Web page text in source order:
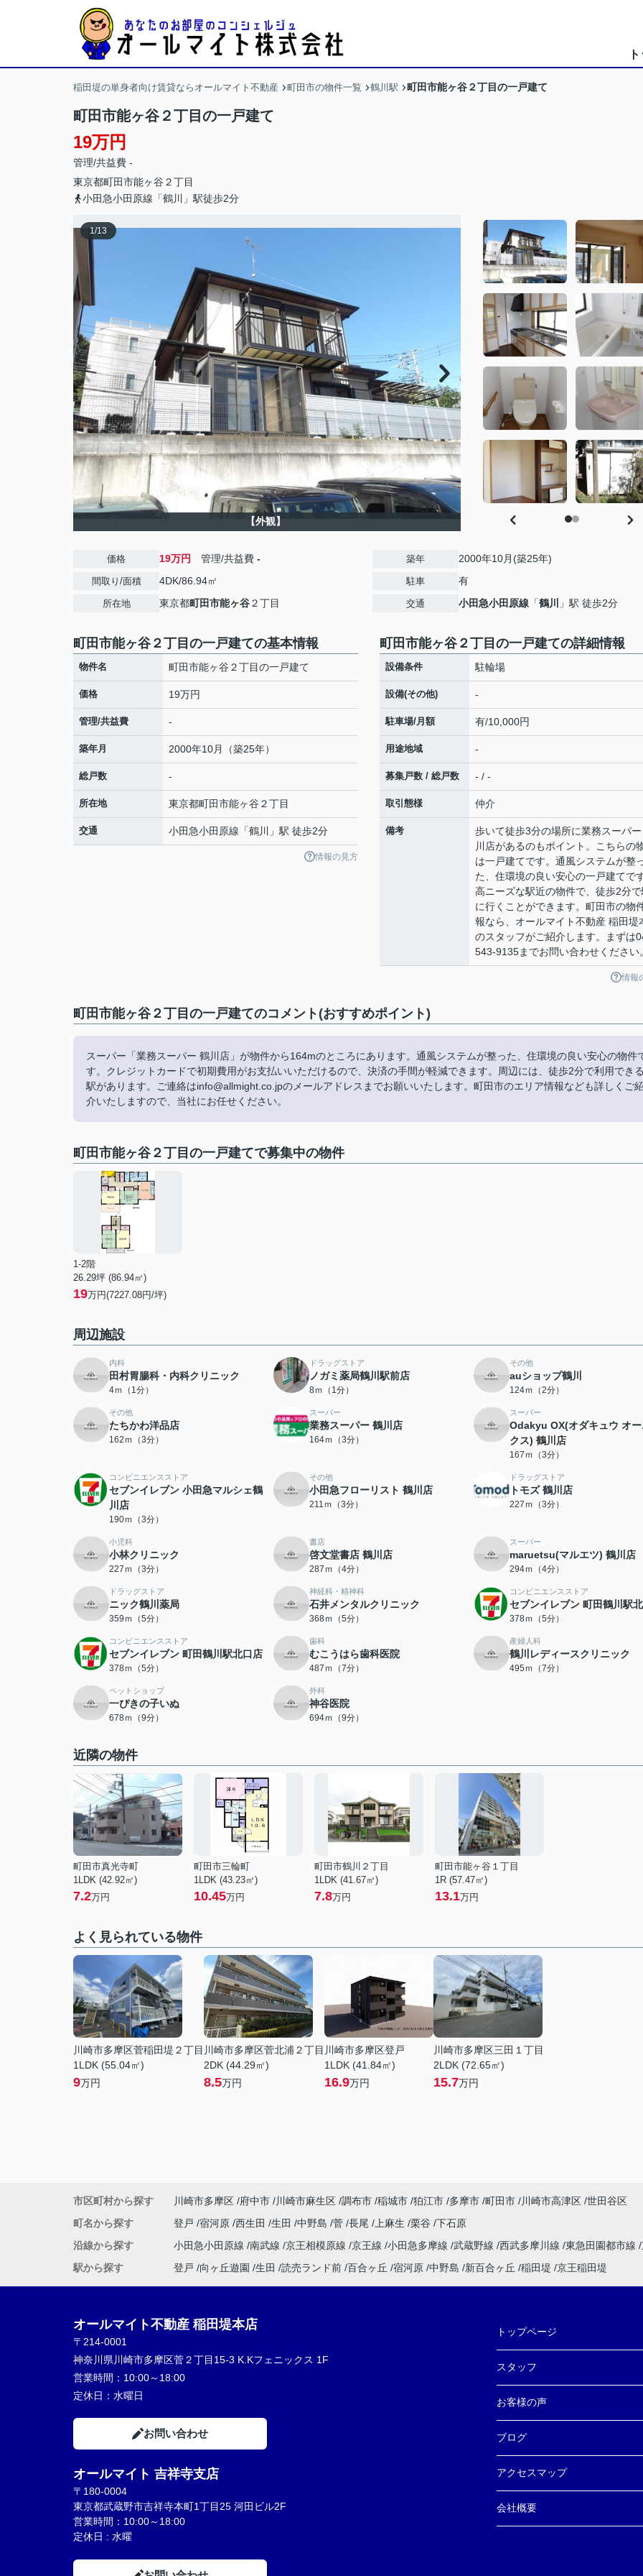
稲田堤の単身者向け賃貸ならオールマイト不動産 町田市の物件一覧 鶴川駅 町田市能ヶ谷２丁目の一戸建て
町田市能ヶ谷２丁目の一戸建て
19万円
管理/共益費 -
東京都町田市能ヶ谷 ２丁目
小田急小田原線「鶴川」駅徒歩2分
1/13
【外観】
価格 19万円 管理/共益費 -
間取り/面積 4DK/86.94㎡
所在地 東京都町田市能ヶ谷２丁目
築年 2000年10月(築25年)
駐車 有
交通 小田急小田原線 「鶴川 」駅 徒歩2分
町田市能ヶ谷２丁目の一戸建ての基本情報
物件名 町田市能ヶ谷２丁目の一戸建て
価格 19万円
管理/共益費 -
築年月 2000年10月（築25年）
総戸数 -
所在地 東京都町田市能ヶ谷 ２丁目
交通 小田急小田原線 「鶴川 」駅 徒歩2分
情報の見方
町田市能ヶ谷２丁目の一戸建ての詳細情報
設備条件 駐輪場
設備(その他) -
駐車場/月額 有/10,000円
用途地域 -
募集戸数 / 総戸数 - / -
取引態様 仲介
備考
歩いて徒歩3分の場所に業務スーパ
川店があるのもポイント。こちらの
は一戸建てです。通風システムが整
た、住環境の良い安心の一戸建てです
高ニーズな駅近の物件で、徒歩2分で
に行くことができます。町田市の物
報なら、オールマイト不動産 稲田堤
のスタッフがご紹介します。まずは
543-9135までお問い合わせください。
情報
町田市能ヶ谷２丁目の一戸建てのコメント(おすすめポイント)
スーパー「業務スーパー 鶴川店」が物件から164mのところにあります。通風システムが整った、住環境の良い安心の物件
す。クレジットカードで初期費用がお支払いいただけるので、決済の手間が軽減できます。周辺には、徒歩2分で利用できる
駅があります。ご連絡はinfo@allmight.co.jpのメールアドレスまでお願いいたします。町田市のエリア情報なども詳しくご紹
介いたしますので、当社にお任せください。
町田市能ヶ谷２丁目の一戸建てで募集中の物件
1-2階
26.29坪 (86.94㎡)
19万円(7227.08円/坪)
周辺施設
内科
田村胃腸科・内科クリニック
4ｍ（1分）
ドラッグストア
ノガミ薬局鶴川駅前店
8ｍ（1分）
その他
auショップ鶴川
124ｍ（2分）
その他
たちかわ洋品店
162ｍ（3分）
スーパー
業務スーパー 鶴川店
164ｍ（3分）
スーパー
Odakyu OX(オダキュウ オー
クス) 鶴川店
167ｍ（3分）
コンビニエンスストア
セブンイレブン 小田急マルシェ鶴
川店
190ｍ（3分）
その他
小田急フローリスト 鶴川店
211ｍ（3分）
ドラッグストア
トモズ 鶴川店
227ｍ（3分）
小児科
小林クリニック
227ｍ（3分）
書店
啓文堂書店 鶴川店
287ｍ（4分）
スーパー
maruetsu(マルエツ) 鶴川店
294ｍ（4分）
ドラッグストア
ニック鶴川薬局
359ｍ（5分）
神経科・精神科
石井メンタルクリニック
368ｍ（5分）
コンビニエンスストア
セブンイレブン 町田鶴川駅
378ｍ（5分）
コンビニエンスストア
セブンイレブン 町田鶴川駅北口店
378ｍ（5分）
歯科
むこうはら歯科医院
487ｍ（7分）
産婦人科
鶴川レディースクリニック
495ｍ（7分）
ペットショップ
一ぴきの子いぬ
678ｍ（9分）
外科
神谷医院
694ｍ（9分）
近隣の物件
町田市真光寺町
1LDK (42.92㎡)
7.2万円
町田市三輪町
1LDK (43.23㎡)
10.45万円
町田市鶴川２丁目
1LDK (41.67㎡)
7.8万円
町田市能ヶ谷１丁目
1R (57.47㎡)
13.1万円
よく見られている物件
川崎市多摩区菅稲田堤２丁目
1LDK (55.04㎡)
9万円
川崎市多摩区菅北浦２丁目
2DK (44.29㎡)
8.5万円
川崎市多摩区登戸
1LDK (41.84㎡)
16.9万円
川崎市多摩区三田１丁目
2LDK (72.65㎡)
15.7万円
市区町村から探す 川崎市多摩区 府中市 川崎市麻生区 調布市 稲城市 狛江市 多摩市 町田市 川崎市高津区 世田谷区
町名から探す
登戸 宿河原 西生田 生田 中野島 菅 長尾 上麻生 栗谷 下石原
沿線から探す
小田急小田原線 南武線 京王相模原線 京王線 小田急多摩線 武蔵野線 西武多摩川線 東急田園都市線
駅から探す
登戸 向ヶ丘遊園 生田 読売ランド前 百合ヶ丘 宿河原 中野島 新百合ヶ丘 稲田堤 京王稲田堤
オールマイト不動産 稲田堤本店
〒214-0001
神奈川県川崎市多摩区菅２丁目15-3 K.Kフェニックス 1F
営業時間： 10:00～18:00
定休日： 水曜日
お問い合わせ
オールマイト 吉祥寺支店
〒180-0004
東京都武蔵野市吉祥寺本町1丁目25 河田ビル2F
営業時間：10:00～18:00
定休日 : 水曜
トップページ
スタッフ
お客様の声
ブログ
アクセスマップ
会社概要